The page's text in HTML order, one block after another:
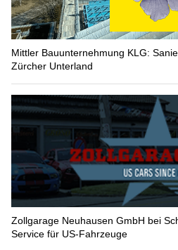
Mittler Bauunternehmung KLG:
Zürcher Unterland
Zollgarage Neuhausen GmbH bei
Service für US-Fahrzeuge